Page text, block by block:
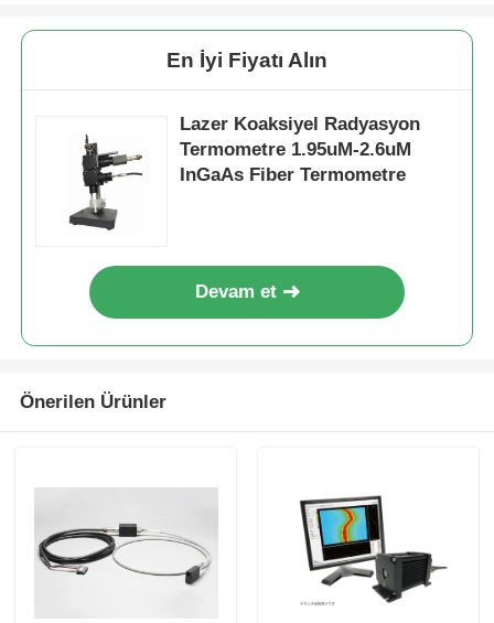
En İyi Fiyatı Alın
Lazer Koaksiyel Radyasyon
Termometre 1.95uM-2.6uM
InGaAs Fiber Termometre
Devam et
Önerilen Ürünler